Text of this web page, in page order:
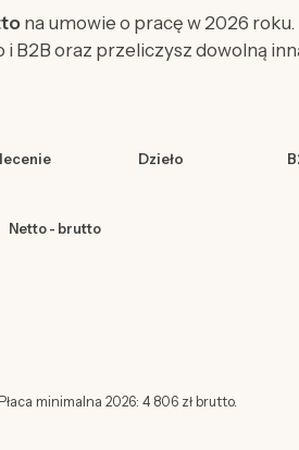
na umowie o pracę w 2026 roku.
i B2B oraz przeliczysz dowolną
Dzieło
Netto - brutto
minimalna 2026: 4 806 zł brutto.